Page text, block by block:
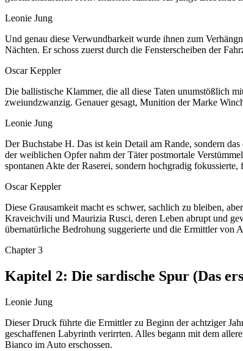
Leonie Jung
Und genau diese Verwundbarkeit wurde ihnen zum
Nächten. Er schoss zuerst durch die Fensterscheiben der
Oscar Keppler
Die ballistische Klammer, die all diese Taten unumstößlich
zweiundzwanzig. Genauer gesagt, Munition der Marke
Leonie Jung
Der Buchstabe H. Das ist kein Detail am Rande, sondern
der weiblichen Opfer nahm der Täter postmortale
spontanen Akte der Raserei, sondern hochgradig
Oscar Keppler
Diese Grausamkeit macht es schwer, sachlich zu bleiben,
Kraveichvili und Maurizia Rusci, deren Leben abrupt und
übernatürliche Bedrohung suggerierte und die Ermittler von
Chapter3
Kapitel 2: Die sardische Spur (Das
Leonie Jung
Dieser Druck führte die Ermittler zu Beginn der achtziger
geschaffenen Labyrinth verirrten. Alles begann mit dem
Bianco im Auto erschossen.